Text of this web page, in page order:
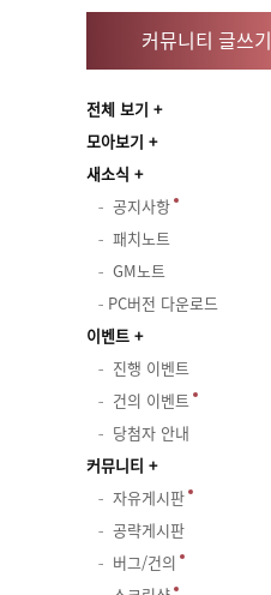
커뮤니티 글쓰기
전체 보기
모아보기
새소식
공지사항
패치노트
GM노트
PC버전 다운로드
이벤트
진행 이벤트
건의 이벤트
당첨자 안내
커뮤니티
자유게시판
공략게시판
버그/건의